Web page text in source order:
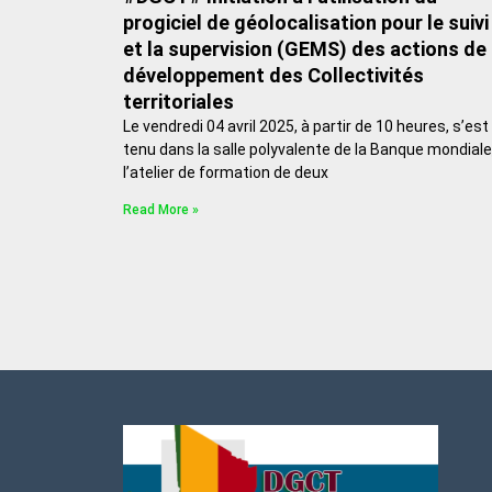
progiciel de géolocalisation pour le suivi
et la supervision (GEMS) des actions de
développement des Collectivités
territoriales
Le vendredi 04 avril 2025, à partir de 10 heures, s’est
tenu dans la salle polyvalente de la Banque
l’atelier de formation de deux
Read More »